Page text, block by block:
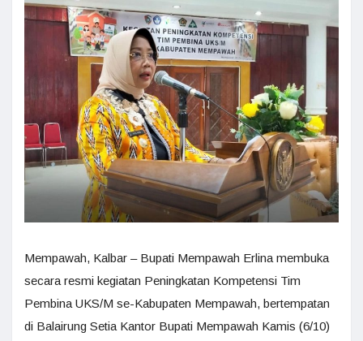
Mempawah, Kalbar – Bupati Mempawah Erlina membuka
secara resmi kegiatan Peningkatan Kompetensi Tim
Pembina UKS/M se-Kabupaten Mempawah, bertempatan
di Balairung Setia Kantor Bupati Mempawah Kamis (6/10)